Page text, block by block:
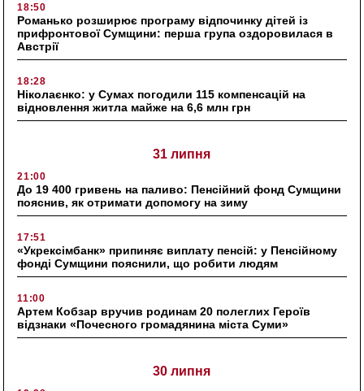
18:50
Романько розширює програму відпочинку дітей із
прифронтової Сумщини: перша група оздоровилася в
Австрії
18:28
Ніколаєнко: у Сумах погодили 115 компенсацій на
відновлення житла майже на 6,6 млн грн
31 липня
21:00
До 19 400 гривень на паливо: Пенсійний фонд Сумщини
пояснив, як отримати допомогу на зиму
17:51
«Укрексімбанк» припиняє виплату пенсій: у Пенсійному
фонді Сумщини пояснили, що робити людям
11:00
Артем Кобзар вручив родинам 20 полеглих Героїв
відзнаки «Почесного громадянина міста Суми»
30 липня